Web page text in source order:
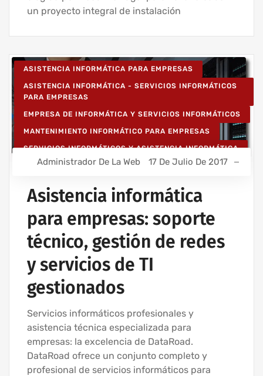
un proyecto integral de instalación
ASISTENCIA INFORMÁTICA PARA EMPRESAS
ASISTENCIA INFORMÁTICA - SERVICIOS INFORMÁTICOS
PARA EMPRESAS
EMPRESA DE INFORMÁTICA Y SERVICIOS INFORMÁTICOS
MANTENIMIENTO INFORMÁTICO PARA EMPRESAS
SERVICIOS INFORMÁTICOS Y ASISTENCIA INFORMÁTICA
Administrador De La Web 17 De Julio De 2017
Asistencia informática
para empresas: soporte
técnico, gestión de redes
y servicios de TI
gestionados
Servicios informáticos profesionales y
asistencia técnica especializada para
empresas: la excelencia de DataRoad.
DataRoad ofrece un conjunto completo y
profesional de servicios informáticos para